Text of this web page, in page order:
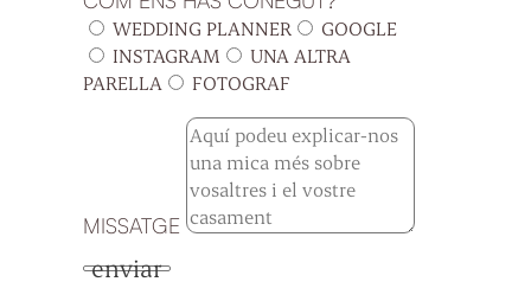
WEDDING PLANNER
GOOGLE
INSTAGRAM
UNA ALTRA
PARELLA
FOTOGRAF
MISSATGE
enviar